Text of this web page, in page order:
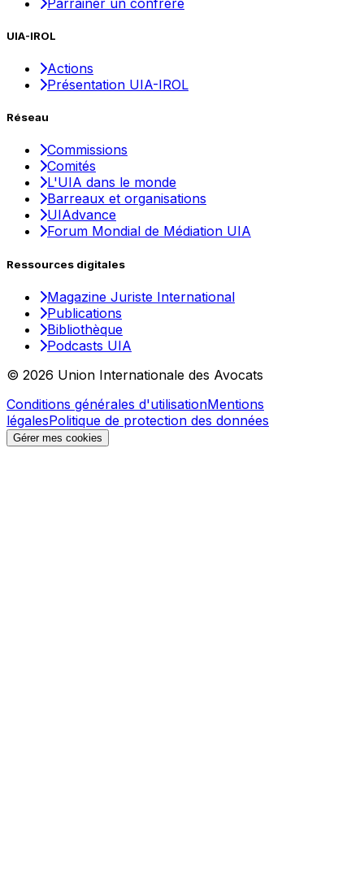
UIA-IROL
Actions
Présentation UIA-IROL
Réseau
Commissions
Comités
L'UIA dans le monde
Barreaux et organisations
UIAdvance
Forum Mondial de Médiation UIA
Ressources digitales
Magazine Juriste International
Publications
Bibliothèque
Podcasts UIA
© 2026 Union Internationale des Avocats
Conditions générales d'utilisationMentions
légalesPolitique de protection des données
Gérer mes cookies